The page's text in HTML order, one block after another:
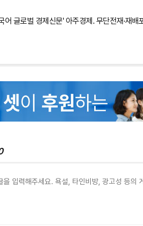
글로벌 경제신문' 아주경제. 무단전재·재배